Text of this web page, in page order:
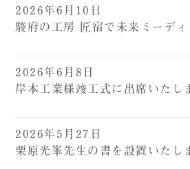
2026年6月10日
駿府の工房 匠宿で未来ミーディ
2026年6月8日
岸本工業様竣工式に出席いたし
2026年5月27日
栗原光峯先生の書を設置いたし